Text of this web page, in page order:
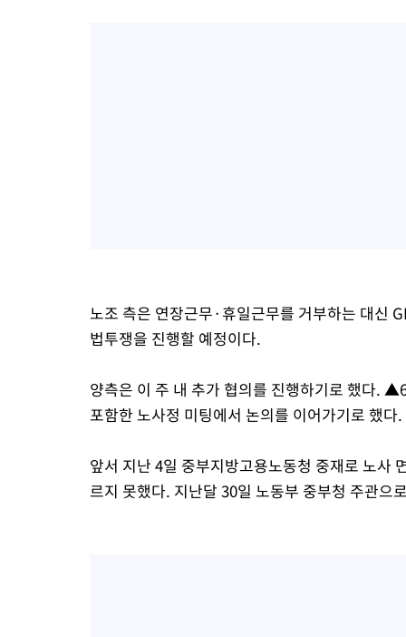
노조 측은 연장근무·휴일근무를 거부하는 대신
법투쟁을 진행할 예정이다.
양측은 이 주 내 추가 협의를 진행하기로 했다.
포함한 노사정 미팅에서 논의를 이어가기로 했다.
앞서 지난 4일 중부지방고용노동청 중재로 노사
르지 못했다. 지난달 30일 노동부 중부청 주관으